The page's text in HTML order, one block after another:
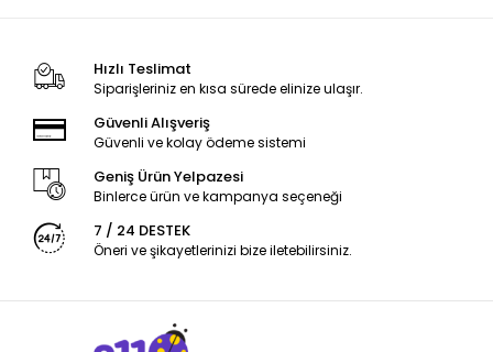
Hızlı Teslimat
Siparişleriniz en kısa sürede elinize ulaşır.
Güvenli Alışveriş
Güvenli ve kolay ödeme sistemi
Geniş Ürün Yelpazesi
Binlerce ürün ve kampanya seçeneği
7 / 24 DESTEK
Öneri ve şikayetlerinizi bize iletebilirsiniz.